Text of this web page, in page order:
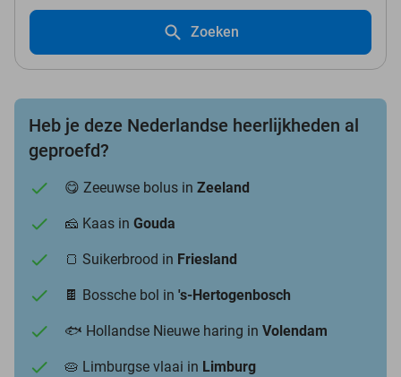
Zoeken
Heb je deze Nederlandse heerlijkheden al
geproefd?
😋 Zeeuwse bolus in Zeeland
🧀 Kaas in Gouda
🍞 Suikerbrood in Friesland
🍫 Bossche bol in 's-Hertogenbosch
🐟 Hollandse Nieuwe haring in Volendam
🥧 Limburgse vlaai in Limburg